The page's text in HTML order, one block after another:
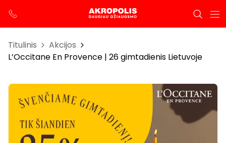
Titulinis
Akcijos
L’Occitane En Provence | 26 gimtadienis Lietuvoje